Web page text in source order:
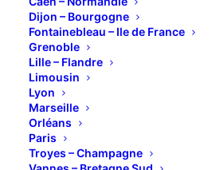
Dijon – Bourgogne
Fontainebleau – Ile de France
Grenoble
Lille – Flandre
Limousin
Lyon
Marseille
Orléans
Paris
Troyes – Champagne
1 SEPTEMBRE 2025
Ce contenu est protégé par un
le voir, veuillez saisir votre mot